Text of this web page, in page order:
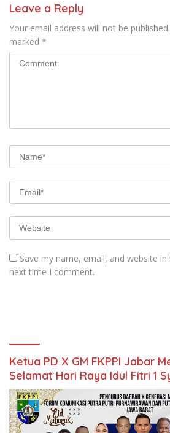
Leave a Reply
Your email address will not be published.
marked *
Save my name, email, and website
next time I comment.
Ketua PD X GM FKPPI Jabar
Selamat Hari Raya Idul Fitri 1